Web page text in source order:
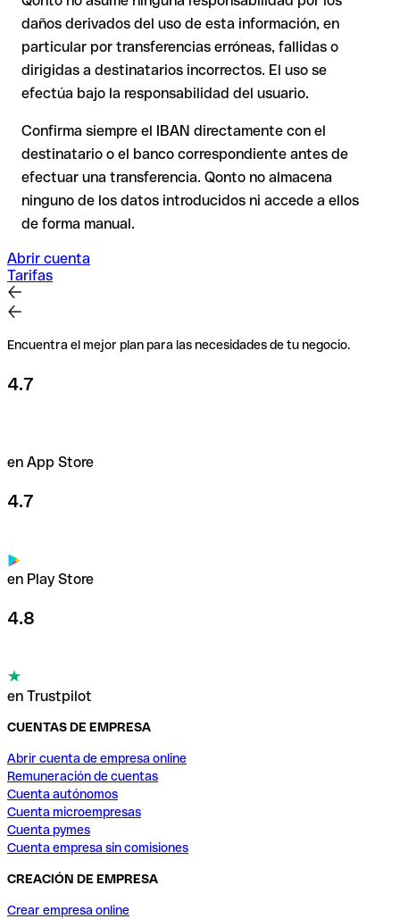
En transferencias internacionales fuera del espacio SEPA, la
recuperación es considerablemente más compleja y conlleva
comisiones .
Recomendación: Verifica cada IBAN antes de una
transferencia con nuestro IBAN Checker gratuito y, en caso
de duda, confírmalo directamente con el destinatario. Esta
precaución es especialmente importante con importes
elevados o nuevas relaciones comerciales.
daños derivados del uso de esta información, en
particular por transferencias erróneas, fallidas o
dirigidas a destinatarios incorrectos. El uso se
efectúa bajo la responsabilidad del usuario.
Confirma siempre el IBAN directamente con el
destinatario o el banco correspondiente antes de
efectuar una transferencia. Qonto no almacena
ninguno de los datos introducidos ni accede a ellos
de forma manual.
Abrir cuenta
Tarifas
Encuentra el mejor plan para las necesidades de tu negocio.
4.7
en App Store
4.7
en Play Store
4.8
en Trustpilot
CUENTAS DE EMPRESA
Abrir cuenta de empresa online
Remuneración de cuentas
Cuenta autónomos
Cuenta microempresas
Cuenta pymes
Cuenta empresa sin comisiones
CREACIÓN DE EMPRESA
Crear empresa online